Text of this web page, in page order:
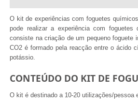
O kit de experiências com foguetes
pode realizar a experiência com foguetes
consiste na criação de um pequeno foguete
CO2 é formado pela reacção entre o ácido
potássio.
CONTEÚDO DO KIT DE
O kit é destinado a 10-20 utilizações/pessoa